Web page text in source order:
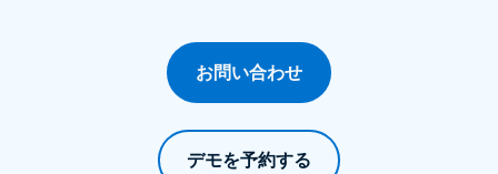
お問い合わせ
デモを予約する